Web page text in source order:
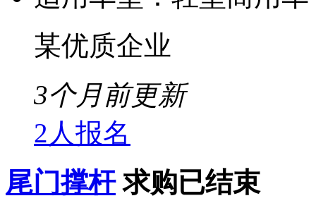
某优质企业
3个月前更新
2人报名
尾门撑杆 求购已结束